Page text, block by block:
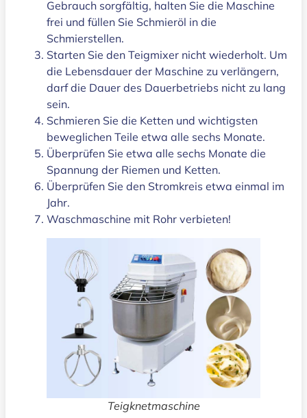
Gebrauch sorgfältig, halten Sie die Maschine
frei und füllen Sie Schmieröl in die
Schmierstellen.
Starten Sie den Teigmixer nicht wiederholt. Um
die Lebensdauer der Maschine zu verlängern,
darf die Dauer des Dauerbetriebs nicht zu lang
sein.
Schmieren Sie die Ketten und wichtigsten
beweglichen Teile etwa alle sechs Monate.
Überprüfen Sie etwa alle sechs Monate die
Spannung der Riemen und Ketten.
Überprüfen Sie den Stromkreis etwa einmal im
Jahr.
Waschmaschine mit Rohr verbieten!
Teigknetmaschine